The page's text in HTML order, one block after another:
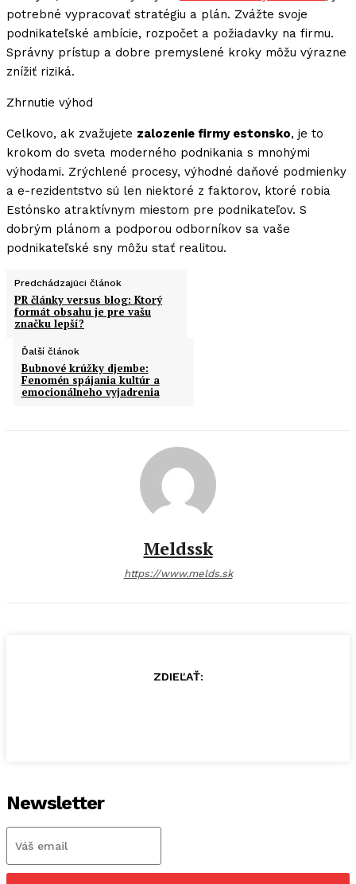
potrebné vypracovať stratégiu a plán. Zvážte svoje
podnikateľské ambície, rozpočet a požiadavky na firmu.
Správny prístup a dobre premyslené kroky môžu výrazne
znížiť riziká.
Zhrnutie výhod
Celkovo, ak zvažujete zalozenie firmy estonsko, je to
krokom do sveta moderného podnikania s mnohými
výhodami. Zrýchlené procesy, výhodné daňové podmienky
a e-rezidentstvo sú len niektoré z faktorov, ktoré robia
Estónsko atraktívnym miestom pre podnikateľov. S
dobrým plánom a podporou odborníkov sa vaše
podnikateľské sny môžu stať realitou.
Predchádzajúci článok
PR články versus blog: Ktorý
formát obsahu je pre vašu
značku lepší?
Ďalší článok
Bubnové krúžky djembe:
Fenomén spájania kultúr a
emocionálneho vyjadrenia
Meldssk
https://www.melds.sk
ZDIEĽAŤ:
Newsletter